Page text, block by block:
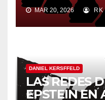
MAR 20, 2026 RK
DANIEL KERSFFELD
LAS REDES
EPSTEIN EN